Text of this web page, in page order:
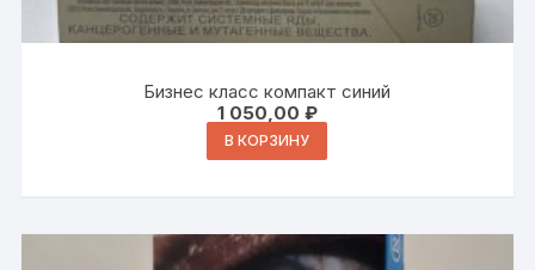
Бизнес класс компакт синий
1 050,00 ₽
В КОРЗИНУ